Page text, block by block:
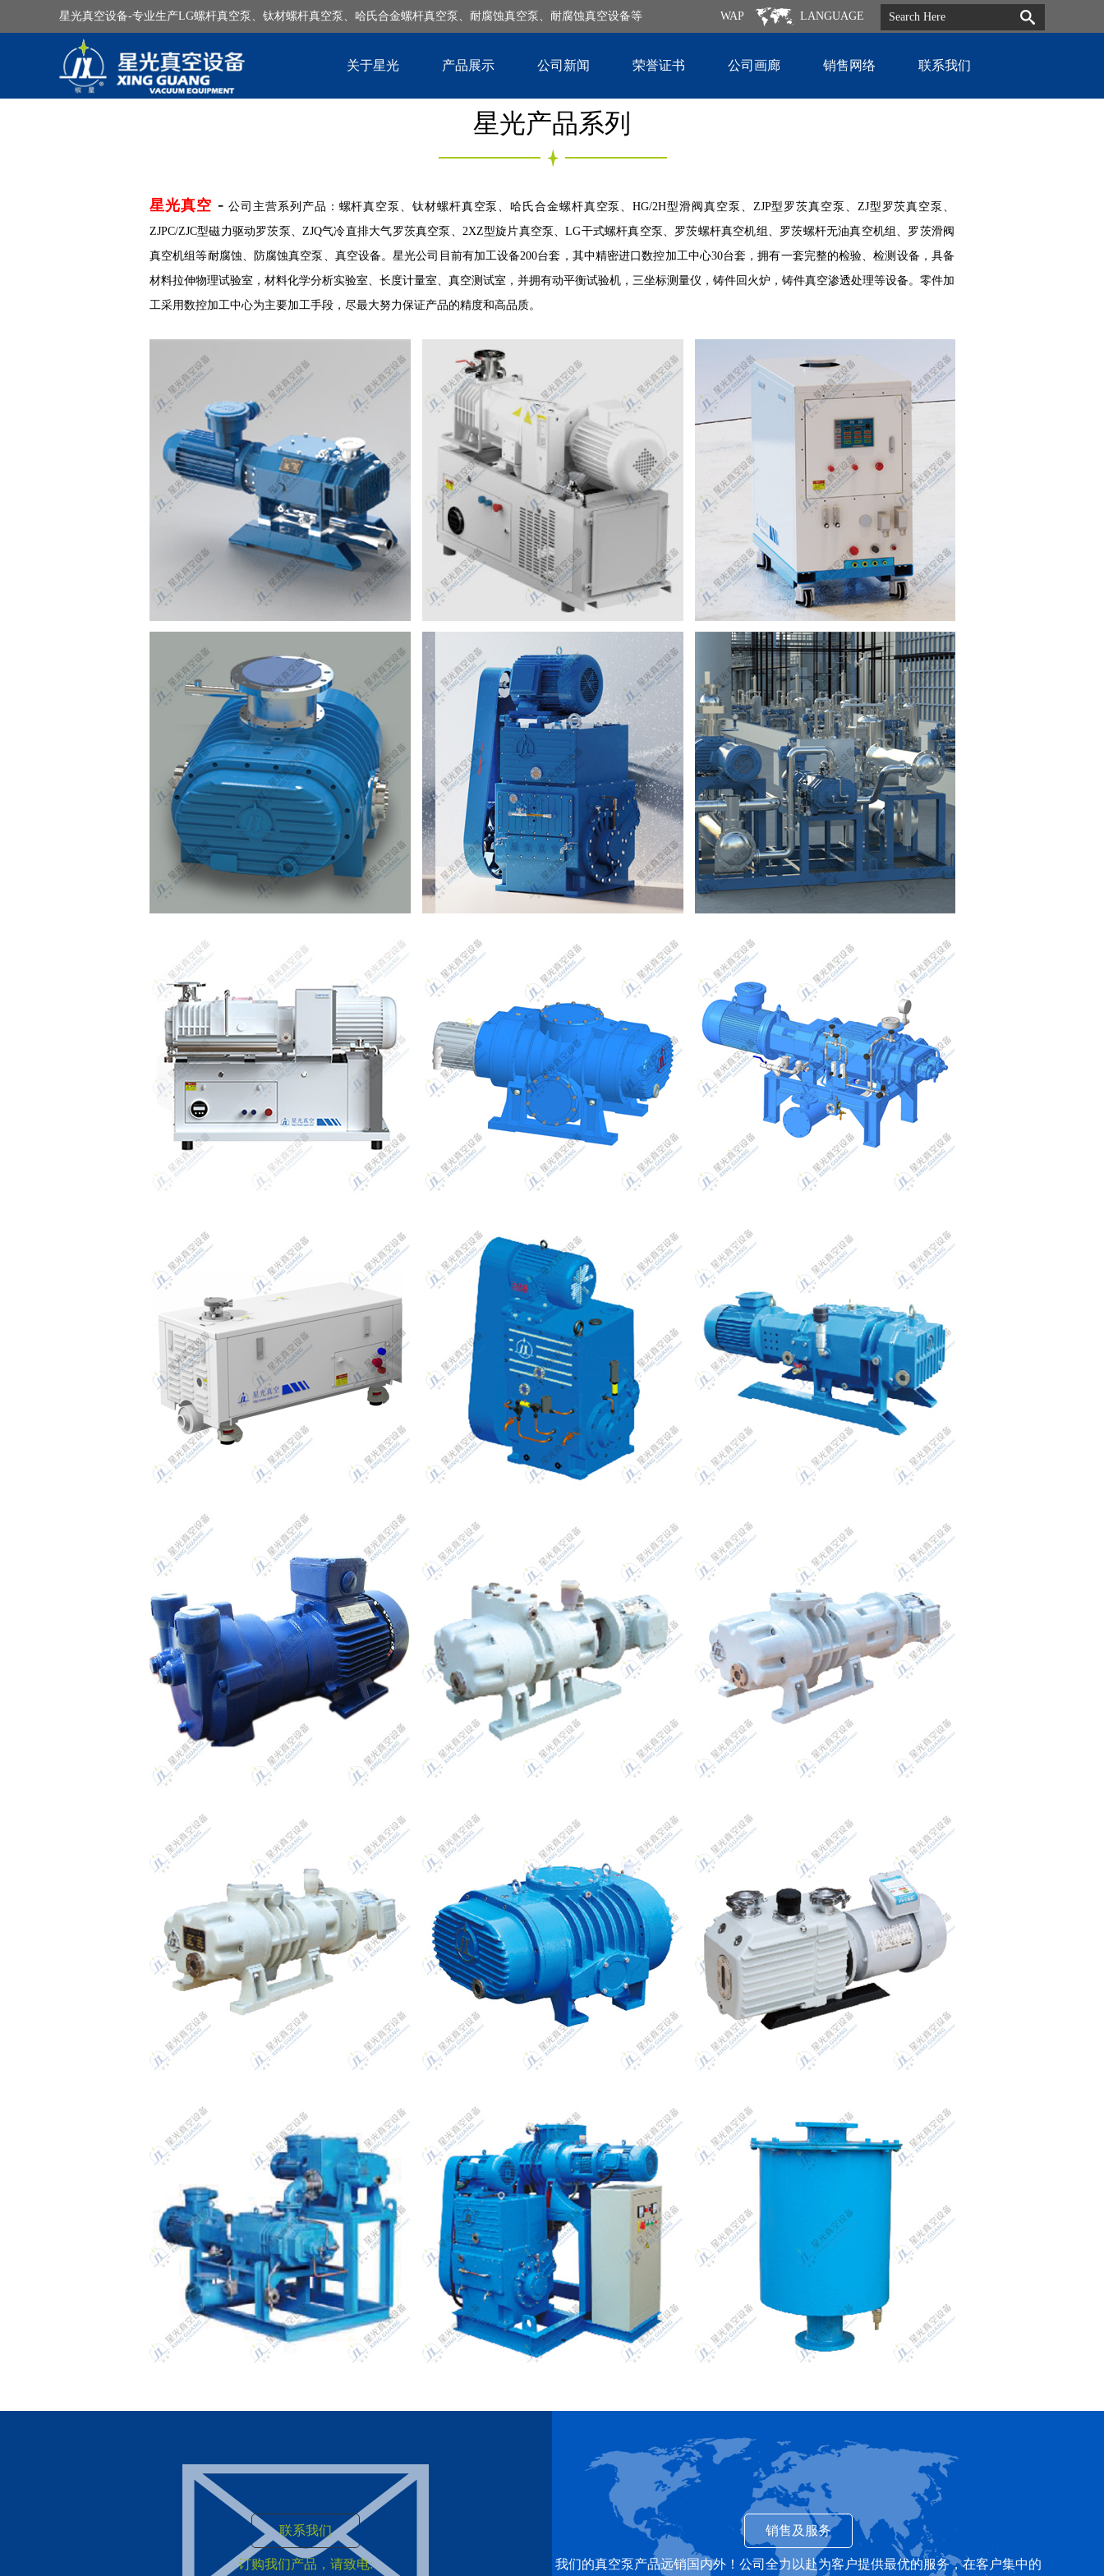
WAP LANGUAGE
星光真空设备-专业生产LG螺杆真空泵、钛材螺杆真空泵、哈氏合金螺杆真空泵、耐腐蚀真空泵、耐腐蚀真空设备等
关于星光 产品展示 公司新闻 荣誉证书 公司画廊 销售网络 联系我们
星光产品系列
星光真空 -公司主营系列产品： 螺杆真空泵 、钛材螺杆真空泵 、哈氏合金螺杆真空泵 、HG/2H型滑阀真空泵、ZJP型罗茨真空泵、ZJ型罗茨真空泵、
ZJPC/ZJC型磁力驱动罗茨泵、ZJQ气冷直排大气罗茨真空泵、2XZ型旋片真空泵、LG干式螺杆真空泵、罗茨螺杆真空机组、罗茨螺杆无油真空机组、罗茨滑阀
真空机组等耐腐蚀、防腐蚀真空泵、真空设备。星光公司目前有加工设备200台套，其中精密进口数控加工中心30台套，拥有一套完整的检验、检测设备，具备
材料拉伸物理试验室，材料化学分析实验室、长度计量室、真空测试室，并拥有动平衡试验机，三坐标测量仪，铸件回火炉，铸件真空渗透处理等设备。零件加
工采用数控加工中心为主要加工手段，尽最大努力保证产品的精度和高品质。
风冷螺杆真空泵系列 一体式真空机组
滑阀真空泵系列 成套真空机组
ZJA.ZJPA永磁真空电机罗茨真空泵 LG耐腐蚀螺杆真空泵
HG、2H滑阀真空泵系列 LG/LGB干式螺杆真空泵系列
ZJP罗茨真空泵系列 ZJPC、ZJC磁力驱动罗茨泵系列
ZJQ气冷式直排大气罗茨真空泵系列 2XZ双级旋片真空泵系列
JZP(C)(2)H(X)罗茨滑阀（旋片）真空机组 选购件
联系我们
订购我们产品，请致电:
销售及服务
我们的真空泵产品远销国内外！公司全力以赴为客户提供最优的服务，在客户集中的